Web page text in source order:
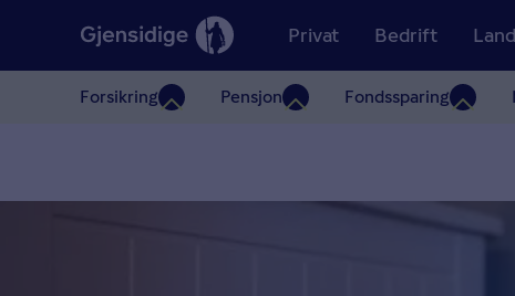
Privat
Forsikring Pensjon Fondssparing
Bedrift